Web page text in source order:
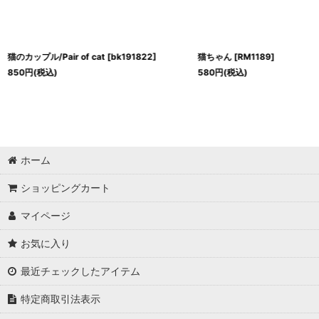
猫のカップル/Pair of cat [bk191822]
850円(税込)
猫ちゃん [RM1189]
580円(税込)
ホーム
ショッピングカート
マイページ
お気に入り
最近チェックしたアイテム
特定商取引法表示